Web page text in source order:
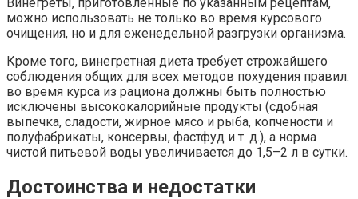
можно использовать не только во время курсового
очищения, но и для еженедельной разгрузки организма.
Кроме того, винегретная диета требует строжайшего
соблюдения общих для всех методов похудения правил:
во время курса из рациона должны быть полностью
исключены высококалорийные продукты (сдобная
выпечка, сладости, жирное мясо и рыба, копчености и
полуфабрикаты, консервы, фастфуд и т. д.), а норма
чистой питьевой воды увеличивается до 1,5–2 л в сутки.
Достоинства и недостатки